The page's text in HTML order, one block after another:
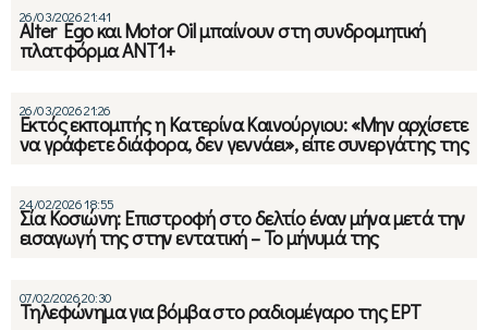
26/03/2026 21:41
Alter Ego και Motor Oil μπαίνουν στη συνδρομητική
πλατφόρμα ANT1+
26/03/2026 21:26
Εκτός εκπομπής η Κατερίνα Καινούργιου: «Μην αρχίσετε
να γράφετε διάφορα, δεν γεννάει», είπε συνεργάτης της
24/02/2026 18:55
Σία Κοσιώνη: Επιστροφή στο δελτίο έναν μήνα μετά την
εισαγωγή της στην εντατική – Το μήνυμά της
07/02/2026 20:30
Τηλεφώνημα για βόμβα στο ραδιομέγαρο της ΕΡΤ